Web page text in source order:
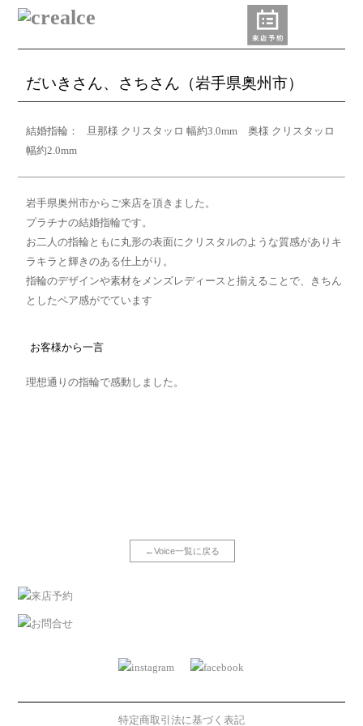
だいきさん、さちさん（岩手県奥州市）
結婚指輪：
旦那様 クリスタッロ 幅約3.0mm 奥様 クリスタッロ
幅約2.0mm
岩手県奥州市からご来店を頂きました。
プラチナの結婚指輪です。
お二人の指輪ともに丸形の表面にクリスタルのような質感がありキ
ラキラと輝きのある仕上がり。
指輪のデザインや素材をメンズレディースと揃えることで、きちん
としたペア感がでています
お客様から一言
理想通りの指輪で感動しました。
←Voice一覧に戻る
特定商取引法に基づく表記